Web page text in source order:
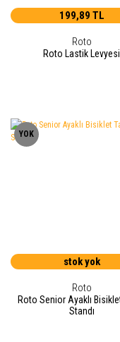
199,89 TL
Roto
Roto Lastik Levyesi
YOK
stok yok
Roto
Roto Senior Ayaklı
Standı